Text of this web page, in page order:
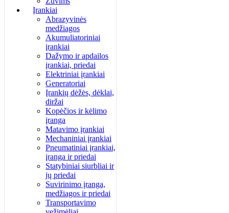
Įrankiai
Abrazyvinės
medžiagos
Akumuliatoriniai
įrankiai
Dažymo ir apdailos
įrankiai, priedai
Elektriniai įrankiai
Generatoriai
Įrankių dėžės, dėklai,
diržai
Kopėčios ir kėlimo
įranga
Matavimo įrankiai
Mechaniniai įrankiai
Pneumatiniai įrankiai,
įranga ir priedai
Statybiniai siurbliai ir
jų priedai
Suvirinimo įranga,
medžiagos ir priedai
Transportavimo